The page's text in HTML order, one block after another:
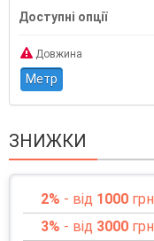
Доступні опції
Довжина
Метр
ЗНИЖКИ
2% - від 1000 грн
3% - від 3000 грн